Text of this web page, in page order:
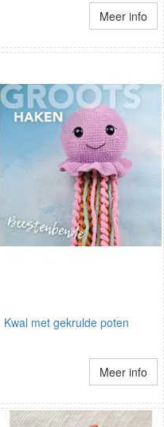
Meer info
Kwal met gekrulde poten
Meer info